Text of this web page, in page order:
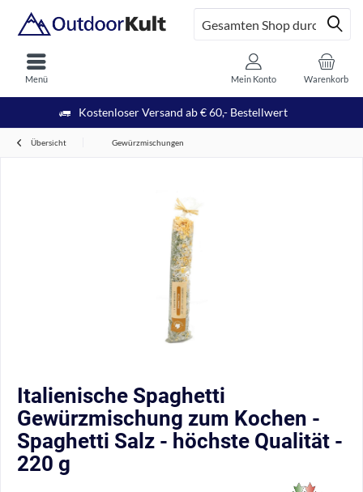
Kostenloser Versand ab € 60,- Bestellwert
Menü Warenkorb
Mein Konto
Übersicht Gewürzmischungen
Italienische Spaghetti
Gewürzmischung zum Kochen -
Spaghetti Salz - höchste Qualität -
220 g